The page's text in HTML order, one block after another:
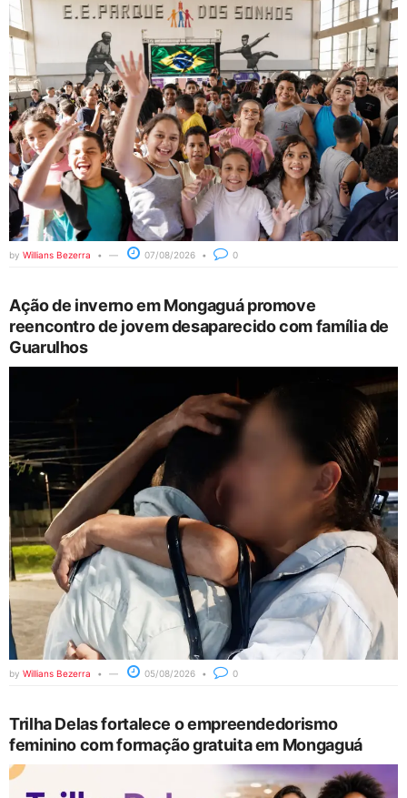
by Willians Bezerra 07/08/2026 0
Ação de inverno em Mongaguá promove
reencontro de jovem desaparecido com família de
Guarulhos
by Willians Bezerra 05/08/2026 0
Trilha Delas fortalece o empreendedorismo
feminino com formação gratuita em Mongaguá